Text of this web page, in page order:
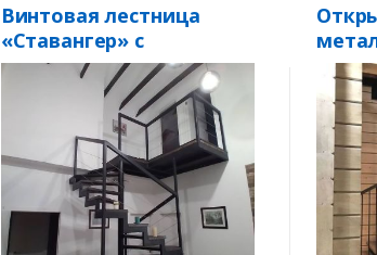
Винтовая лестница
«Ставангер» с
деревянными
ступенями